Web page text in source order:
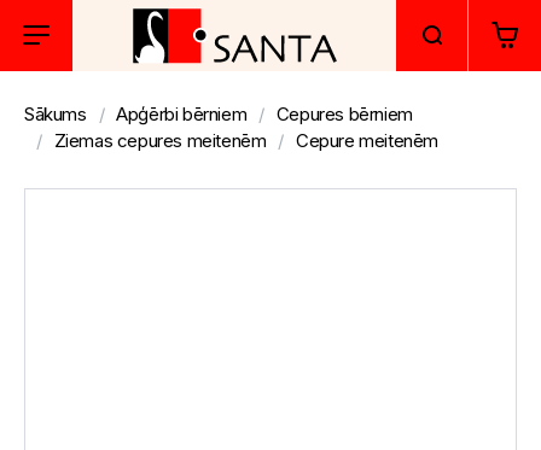
Sākums Apģērbi bērniem
Cepures bērniem
Ziemas cepures meitenēm
Cepure meitenēm